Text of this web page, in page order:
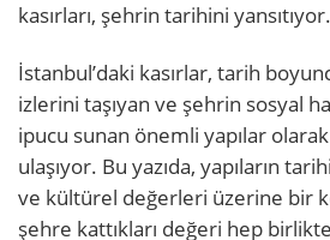
kasırları, şehrin tarihini yansıtıyor.
İstanbul’daki kasırlar, tarih
izlerini taşıyan ve şehrin sosyal
ipucu sunan önemli yapılar
ulaşıyor. Bu yazıda, yapıların
ve kültürel değerleri üzerine bir
şehre kattıkları değeri hep